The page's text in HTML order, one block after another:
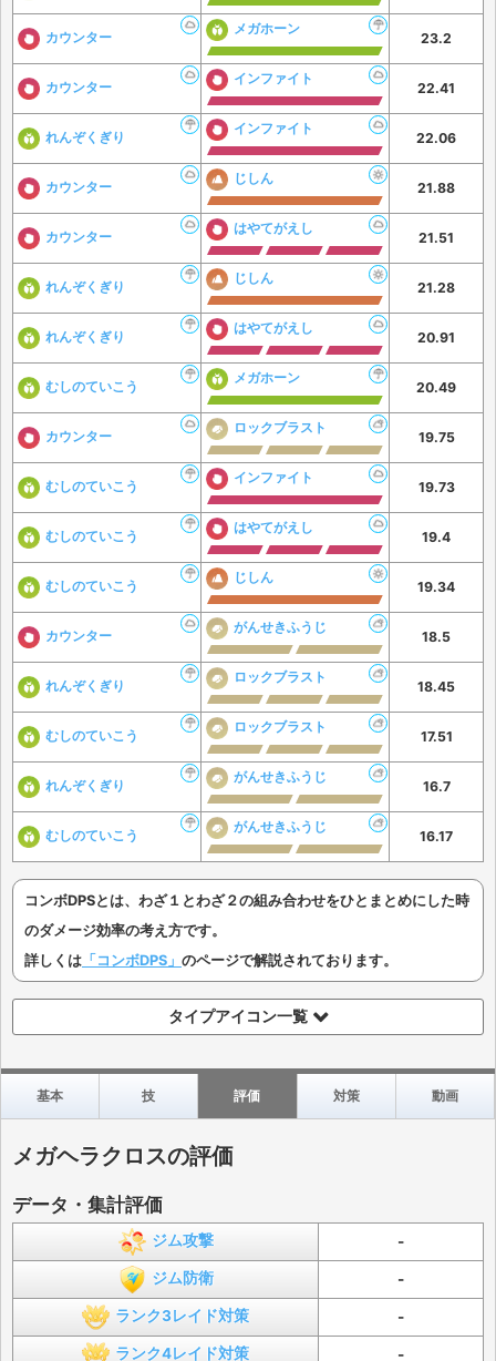
カウンター
メガホーン
23.2
カウンター
インファイト
22.41
れんぞくぎり
インファイト
22.06
カウンター
じしん
21.88
カウンター
はやてがえし
21.51
れんぞくぎり
じしん
21.28
れんぞくぎり
はやてがえし
20.91
むしのていこう
メガホーン
20.49
カウンター
ロックブラスト
19.75
むしのていこう
インファイト
19.73
むしのていこう
はやてがえし
19.4
むしのていこう
じしん
19.34
カウンター
がんせきふうじ
18.5
れんぞくぎり
ロックブラスト
18.45
むしのていこう
ロックブラスト
17.51
れんぞくぎり
がんせきふうじ
16.7
むしのていこう
がんせきふうじ
16.17
コンボDPSとは、わざ１とわざ２の組み合わせをひとまとめにした時
のダメージ効率の考え方です。
詳しくは 「コンボDPS」 のページで解説されております。
タイプアイコン一覧
基本 技 評価 対策 動画
メガヘラクロスの評価
データ・集計評価
ジム攻撃 -
ジム防衛 -
ランク3レイド対策 -
ランク4レイド対策 -